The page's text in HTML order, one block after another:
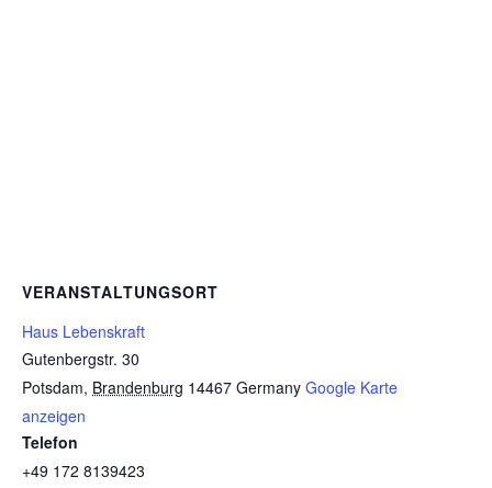
VERANSTALTUNGSORT
Haus Lebenskraft
Gutenbergstr. 30
Potsdam, Brandenburg 14467 Germany Google Karte
anzeigen
Telefon
+49 172 8139423